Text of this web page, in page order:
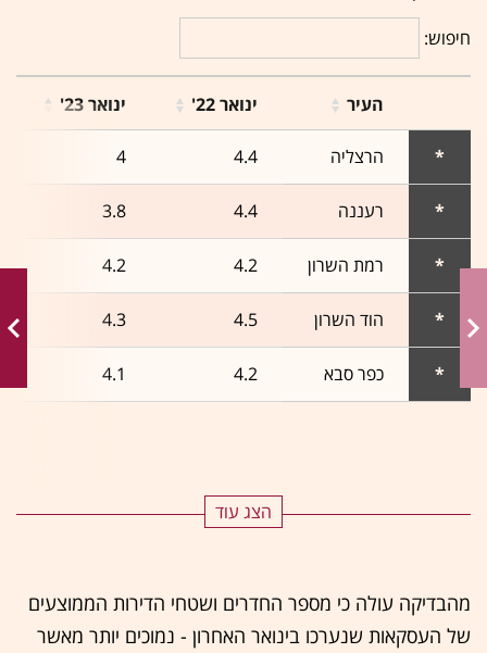
חיפוש:
העיר ינואר 22' ינואר 23'
* הרצליה 4.4
4
* רעננה 4.4
3.8
* רמת השרון 4.2
4.2
* הוד השרון 4.5
4.3
* כפר סבא 4.2
4.1
הצג עוד
מהבדיקה עולה כי מספר החדרים ושטחי הדירות הממוצעים
של העסקאות שנערכו בינואר האחרון - נמוכים יותר מאשר